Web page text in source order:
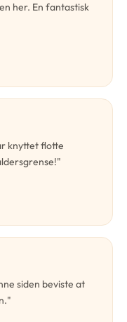
her. En fantastisk
knyttet flotte
siden beviste at